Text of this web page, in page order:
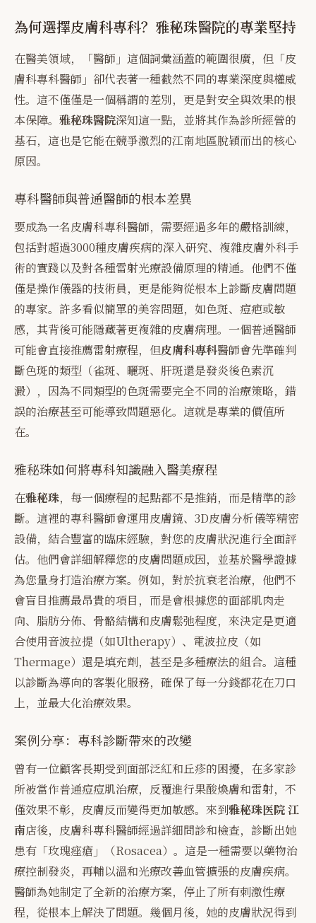
為何選擇皮膚科專科？雅秘珠醫院的專業堅持
在醫美領域，「醫師」這個詞彙涵蓋的範圍很廣，但「皮
膚科專科醫師」卻代表著一種截然不同的專業深度與權威
性。這不僅僅是一個稱謂的差別，更是對安全與效果的根
本保障。 雅秘珠醫院深知這一點，並將其作為診所經營的
基石，這也是它能在競爭激烈的江南地區脫穎而出的核心
原因。
專科醫師與普通醫師的根本差異
要成為一名皮膚科專科醫師，需要經過多年的嚴格訓練，
包括對超過3000種皮膚疾病的深入研究、複雜皮膚外科手
術的實踐以及對各種雷射光療設備原理的精通。他們不僅
僅是操作儀器的技術員，更是能夠從根本上診斷皮膚問題
的專家。許多看似簡單的美容問題，如色斑、痘疤或敏
感，其背後可能隱藏著更複雜的皮膚病理。一個普通醫師
可能會直接推薦雷射療程，但皮膚科專科醫師會先準確判
斷色斑的類型（雀斑、曬斑、肝斑還是發炎後色素沉
澱），因為不同類型的色斑需要完全不同的治療策略，錯
誤的治療甚至可能導致問題惡化。這就是專業的價值所
在。
雅秘珠如何將專科知識融入醫美療程
在雅秘珠，每一個療程的起點都不是推銷，而是精準的診
斷。這裡的專科醫師會運用皮膚鏡、3D皮膚分析儀等精密
設備，結合豐富的臨床經驗，對您的皮膚狀況進行全面評
估。他們會詳細解釋您的皮膚問題成因，並基於醫學證據
為您量身打造治療方案。例如，對於抗衰老治療，他們不
會盲目推薦最昂貴的項目，而是會根據您的面部肌肉走
向、脂肪分佈、骨骼結構和皮膚鬆弛程度，來決定是更適
合使用音波拉提（如Ultherapy）、電波拉皮（如
Thermage）還是填充劑，甚至是多種療法的組合。這種
以診斷為導向的客製化服務，確保了每一分錢都花在刀口
上，並最大化治療效果。
案例分享：專科診斷帶來的改變
曾有一位顧客長期受到面部泛紅和丘疹的困擾，在多家診
所被當作普通痘痘肌治療，反覆進行果酸煥膚和雷射，不
僅效果不彰，皮膚反而變得更加敏感。來到雅秘珠医院 江
南店後，皮膚科專科醫師經過詳細問診和檢查，診斷出她
患有「玫瑰痤瘡」（Rosacea）。這是一種需要以藥物治
療控制發炎，再輔以溫和光療改善血管擴張的皮膚疾病。
醫師為她制定了全新的治療方案，停止了所有刺激性療
程，從根本上解決了問題。幾個月後，她的皮膚狀況得到